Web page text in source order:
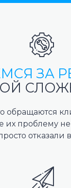
ЗА
обращаются
их проблему
отказали